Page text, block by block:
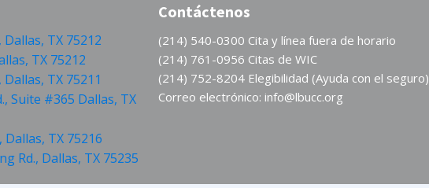
TX 75212
TX 75212
TX 75211
Suite #365 Dallas, TX
TX 75216
Rd., Dallas, TX 75235
Contáctenos
(214) 540-0300 Cita y línea fuera de horario
(214) 761-0956 Citas de WIC
(214) 752-8204 Elegibilidad (Ayuda con el seguro)
Correo electrónico: info@lbucc.org